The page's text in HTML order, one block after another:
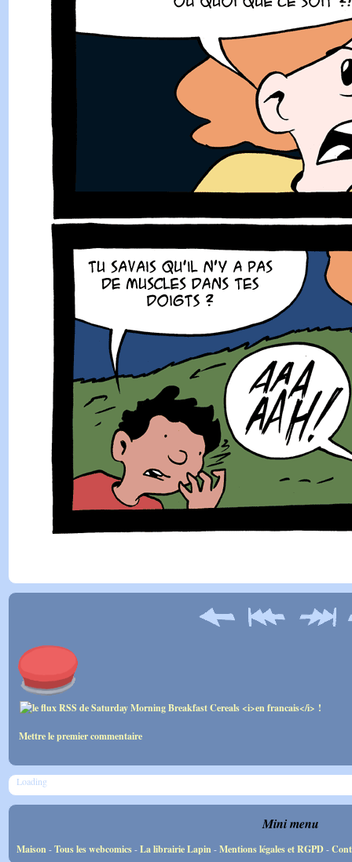
Mettre le premier commentaire
Loading
Mini menu
Maison-Tous les webcomics-La librairie Lapin-Mentions légales et RGPD-